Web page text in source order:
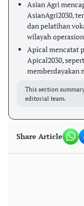
Asian Agri
AsianAgri2030,
dan pelatihan
wilayah
Apical mencatat
Apical2030,
memberdayakan
This section
editorial team.
Share Article